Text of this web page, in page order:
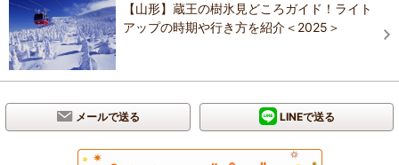
【山形】蔵王の樹氷見どころガイド！ライト
アップの時期や行き方を紹介＜2025＞
メールで送る LINEで送る